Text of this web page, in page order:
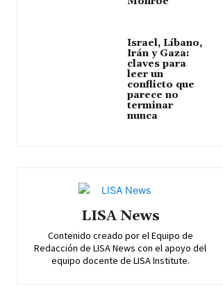
Israel, Líbano,
Irán y Gaza:
claves para
leer un
conflicto que
parece no
terminar
nunca
LISA News
Contenido creado por el Equipo de
Redacción de LISA News con el apoyo del
equipo docente de LISA Institute.